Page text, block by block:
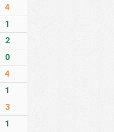
4
1
2
0
4
1
3
1